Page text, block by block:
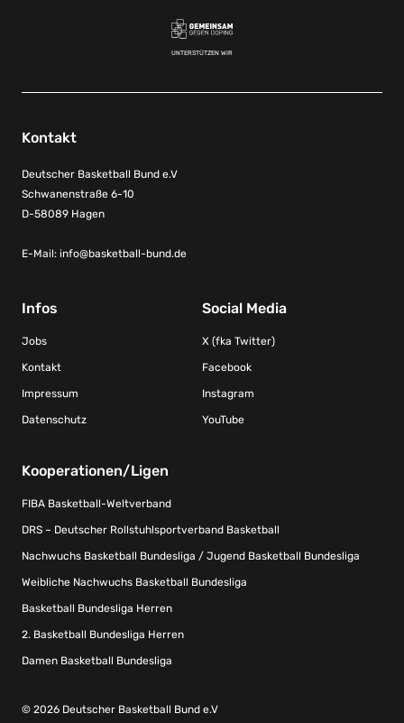
UNTERSTÜTZEN WIR
Kontakt
Deutscher Basketball Bund e.V
Schwanenstraße 6-10
D-58089 Hagen
E-Mail: info@basketball-bund.de
Infos
Jobs
Kontakt
Impressum
Datenschutz
Social Media
X (fka Twitter)
Facebook
Instagram
YouTube
Kooperationen/Ligen
FIBA Basketball-Weltverband
DRS – Deutscher Rollstuhlsportverband Basketball
Nachwuchs Basketball Bundesliga / Jugend Basketball Bundesliga
Weibliche Nachwuchs Basketball Bundesliga
Basketball Bundesliga Herren
2. Basketball Bundesliga Herren
Damen Basketball Bundesliga
© 2026 Deutscher Basketball Bund e.V